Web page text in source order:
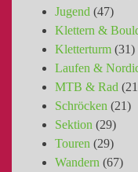
Jugend (47)
Klettern &
Kletterturm (31)
Laufen &
MTB & Rad
Schröcken (21)
Sektion (29)
Touren (29)
Wandern (67)